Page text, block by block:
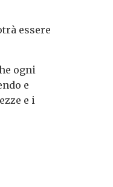
essere
ogni
e
e i